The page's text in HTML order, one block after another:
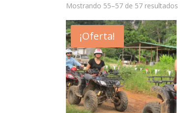
Mostrando 55–57 de 57 resultados
¡Oferta!